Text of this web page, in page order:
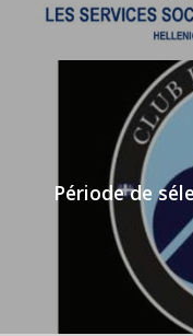
Période de